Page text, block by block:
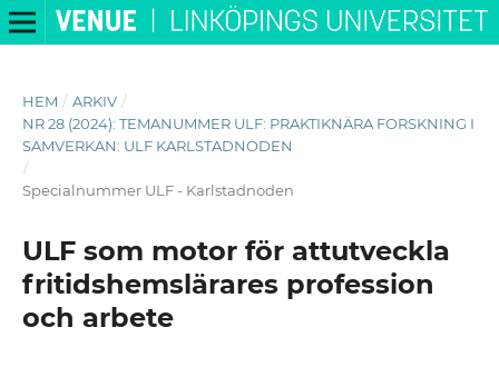
HEM / ARKIV /
NR 28 (2024): TEMANUMMER ULF: PRAKTIKNÄRA FORSKNING I
SAMVERKAN: ULF KARLSTADNODEN
/
Specialnummer ULF - Karlstadnoden
ULF som motor för attutveckla
fritidshemslärares profession
och arbete